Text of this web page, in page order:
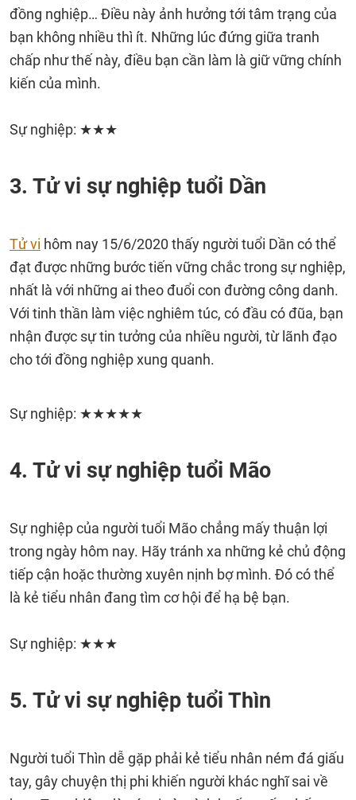
đồng nghiệp… Điều này ảnh hưởng tới tâm trạng của
bạn không nhiều thì ít. Những lúc đứng giữa tranh
chấp như thế này, điều bạn cần làm là giữ vững chính
kiến của mình.
Sự nghiệp: ★★★
3. Tử vi sự nghiệp tuổi Dần
Tử vi hôm nay 15/6/2020 thấy người tuổi Dần có thể
đạt được những bước tiến vững chắc trong sự nghiệp,
nhất là với những ai theo đuổi con đường công danh.
Với tinh thần làm việc nghiêm túc, có đầu có đũa, bạn
nhận được sự tin tưởng của nhiều người, từ lãnh đạo
cho tới đồng nghiệp xung quanh.
Sự nghiệp: ★★★★★
4. Tử vi sự nghiệp tuổi Mão
Sự nghiệp của người tuổi Mão chẳng mấy thuận lợi
trong ngày hôm nay. Hãy tránh xa những kẻ chủ động
tiếp cận hoặc thường xuyên nịnh bợ mình. Đó có thể
là kẻ tiểu nhân đang tìm cơ hội để hạ bệ bạn.
Sự nghiệp: ★★★
5. Tử vi sự nghiệp tuổi Thìn
Người tuổi Thìn dễ gặp phải kẻ tiểu nhân ném đá giấu
tay, gây chuyện thị phi khiến người khác nghĩ sai về